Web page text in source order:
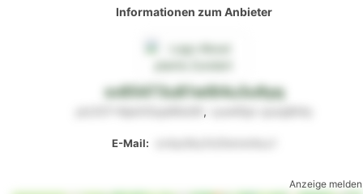
Informationen zum Anbieter
sv85473u81wl84u3u9yq
,
E-Mail:
Anzeige melden